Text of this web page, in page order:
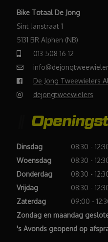
Bike Totaal De Jong
Sint Janstraat 1
5131 BR Alphen (NB)
013 508 16 12
De Jong Tweewielers
dejongtweewielers
Dinsdag
08:30 -
Woensdag
08:30 -
Donderdag
08:30 -
Vrijdag
08:30 -
Zaterdag
09:00 -
Zondag en maandag
's Avonds geopend op